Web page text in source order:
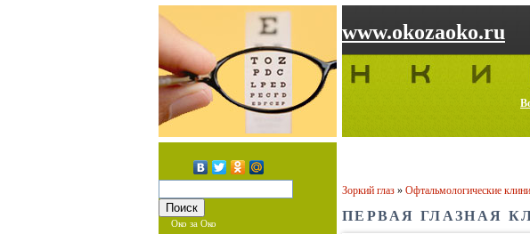
www.okozaoko.ru
Око за Око
Зоркий глаз » Офтальмологические
ПЕРВАЯ ГЛАЗНАЯ